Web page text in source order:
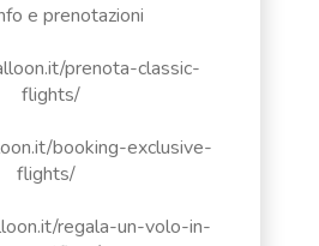
e prenotazioni
prenota-classic-
flights/
booking-exclusive-
flights/
regala-un-volo-in-